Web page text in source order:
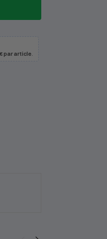
par article.